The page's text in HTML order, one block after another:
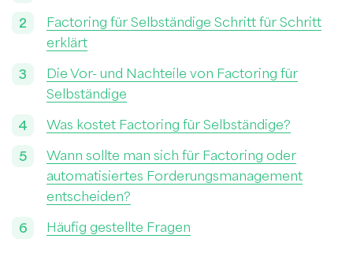
Factoring für Selbständige Schritt für Schritt
erklärt
Die Vor- und Nachteile von Factoring für
Selbständige
Was kostet Factoring für Selbständige?
Wann sollte man sich für Factoring oder
automatisiertes Forderungsmanagement
entscheiden?
Häufig gestellte Fragen